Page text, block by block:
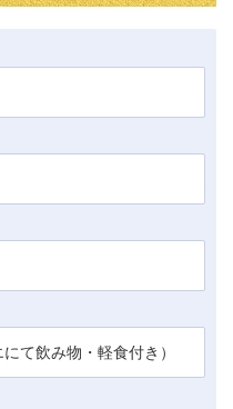
て飲み物・軽食付き）